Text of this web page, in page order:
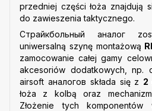
przedniej części łoża znajdują
do zawieszenia taktycznego.
Страйкбольный аналог
uniwersalną szynę montażową
zamocowanie całej gamy
akcesoriów dodatkowych, np.
airsoft аналогов składa się z 2
łoża z kolbą oraz
Złożenie tych